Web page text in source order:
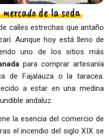
de la seda
calles estrechas que antaño
Aunque hoy está lleno de
uno de los sitios más
para comprar artesanía
de Fajalauza o la taracea.
a estar en una medina
andaluz.
la esencia del comercio de
el incendio del siglo XIX se